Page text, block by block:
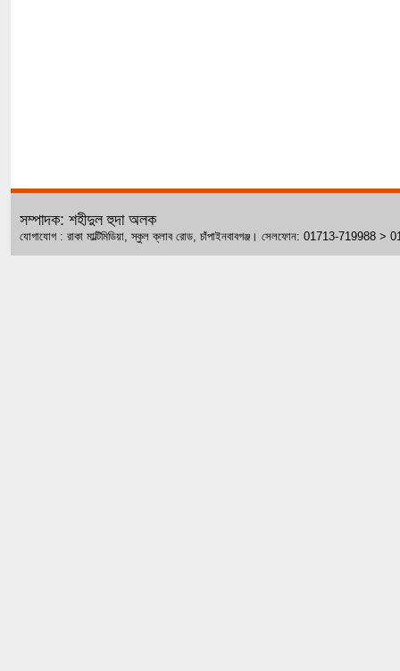
সম্পাদক: শহীদুল হুদা অলক
যোগাযোগ : রাকা মাল্টিমিডিয়া, স্কুল ক্লাব রোড, চাঁপাইনবাবগঞ্জ। সেলফোন: 01713-